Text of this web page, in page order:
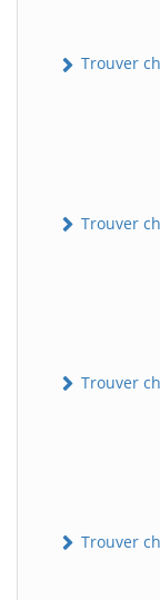
Trouver
Trouver
Trouver
Trouver